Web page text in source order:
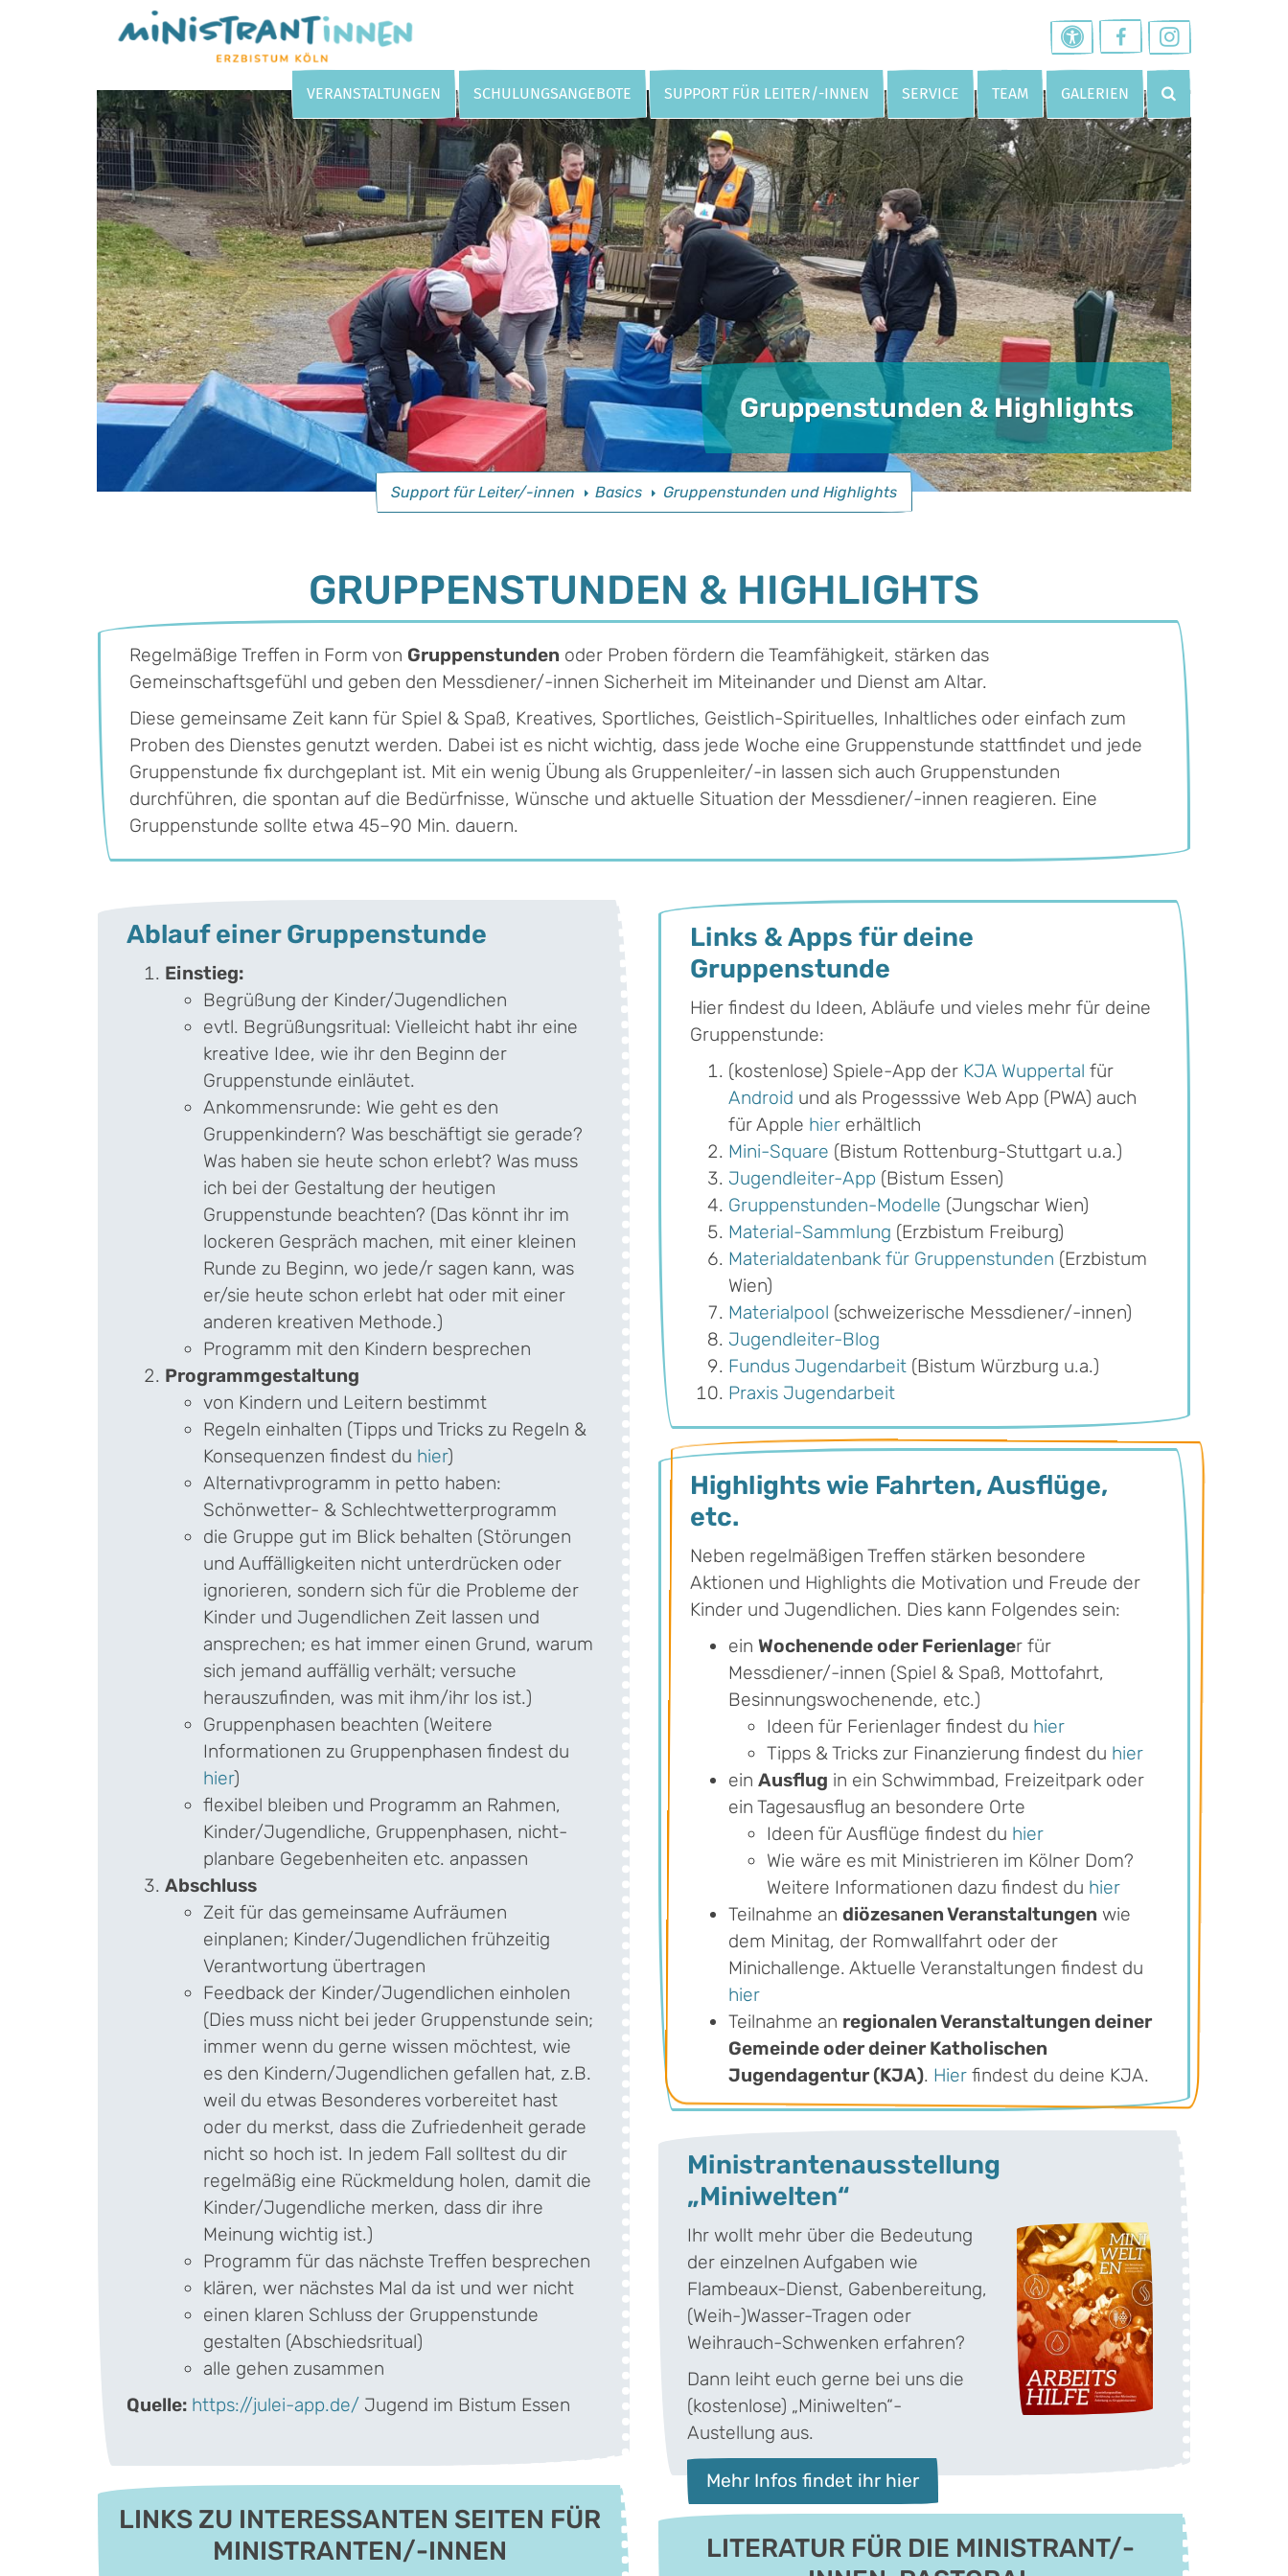
Zum Inhalt springen
VERANSTALTUNGEN SCHULUNGSANGEBOTE SUPPORT FÜR LEITER/-INNEN SERVICE TEAM GALERIEN
Gruppenstunden & Highlights
Support für Leiter/-innen Basics Gruppenstunden und Highlights
GRUPPENSTUNDEN & HIGHLIGHTS
Regelmäßige Treffen in Form von Gruppenstunden oder Proben fördern die Teamfähigkeit, stärken das
Gemeinschaftsgefühl und geben den Messdiener/-innen Sicherheit im Miteinander und Dienst am Altar.
Diese gemeinsame Zeit kann für Spiel & Spaß, Kreatives, Sportliches, Geistlich-Spirituelles, Inhaltliches oder einfach zum
Proben des Dienstes genutzt werden. Dabei ist es nicht wichtig, dass jede Woche eine Gruppenstunde stattfindet und jede
Gruppenstunde fix durchgeplant ist. Mit ein wenig Übung als Gruppenleiter/-in lassen sich auch Gruppenstunden
durchführen, die spontan auf die Bedürfnisse, Wünsche und aktuelle Situation der Messdiener/-innen reagieren. Eine
Gruppenstunde sollte etwa 45–90 Min. dauern.
Ablauf einer Gruppenstunde
Einstieg:
Begrüßung der Kinder/Jugendlichen
evtl. Begrüßungsritual: Vielleicht habt ihr eine
kreative Idee, wie ihr den Beginn der
Gruppenstunde einläutet.
Ankommensrunde: Wie geht es den
Gruppenkindern? Was beschäftigt sie gerade?
Was haben sie heute schon erlebt? Was muss
ich bei der Gestaltung der heutigen
Gruppenstunde beachten? (Das könnt ihr im
lockeren Gespräch machen, mit einer kleinen
Runde zu Beginn, wo jede/r sagen kann, was
er/sie heute schon erlebt hat oder mit einer
anderen kreativen Methode.)
Programm mit den Kindern besprechen
Programmgestaltung
von Kindern und Leitern bestimmt
Regeln einhalten (Tipps und Tricks zu Regeln &
Konsequenzen findest du hier)
Alternativprogramm in petto haben:
Schönwetter- & Schlechtwetterprogramm
die Gruppe gut im Blick behalten (Störungen
und Auffälligkeiten nicht unterdrücken oder
ignorieren, sondern sich für die Probleme der
Kinder und Jugendlichen Zeit lassen und
ansprechen; es hat immer einen Grund, warum
sich jemand auffällig verhält; versuche
herauszufinden, was mit ihm/ihr los ist.)
Gruppenphasen beachten (Weitere
Informationen zu Gruppenphasen findest du
hier)
flexibel bleiben und Programm an Rahmen,
Kinder/Jugendliche, Gruppenphasen, nicht-
planbare Gegebenheiten etc. anpassen
Abschluss
Zeit für das gemeinsame Aufräumen
einplanen; Kinder/Jugendlichen frühzeitig
Verantwortung übertragen
Feedback der Kinder/Jugendlichen einholen
(Dies muss nicht bei jeder Gruppenstunde sein;
immer wenn du gerne wissen möchtest, wie
es den Kindern/Jugendlichen gefallen hat, z.B.
weil du etwas Besonderes vorbereitet hast
oder du merkst, dass die Zufriedenheit gerade
nicht so hoch ist. In jedem Fall solltest du dir
regelmäßig eine Rückmeldung holen, damit die
Kinder/Jugendliche merken, dass dir ihre
Meinung wichtig ist.)
Programm für das nächste Treffen besprechen
klären, wer nächstes Mal da ist und wer nicht
einen klaren Schluss der Gruppenstunde
gestalten (Abschiedsritual)
alle gehen zusammen
Quelle: https://julei-app.de/ Jugend im Bistum Essen
LINKS ZU INTERESSANTEN SEITEN FÜR
MINISTRANTEN/-INNEN
Links & Apps für deine
Gruppenstunde
Hier findest du Ideen, Abläufe und vieles mehr für deine
Gruppenstunde:
(kostenlose) Spiele-App der KJA Wuppertal für
Android und als Progesssive Web App (PWA) auch
für Apple hier erhältlich
Mini-Square (Bistum Rottenburg-Stuttgart u.a.)
Jugendleiter-App (Bistum Essen)
Gruppenstunden-Modelle (Jungschar Wien)
Material-Sammlung (Erzbistum Freiburg)
Materialdatenbank für Gruppenstunden (Erzbistum
Wien)
Materialpool (schweizerische Messdiener/-innen)
Jugendleiter-Blog
Fundus Jugendarbeit (Bistum Würzburg u.a.)
Praxis Jugendarbeit
Highlights wie Fahrten, Ausflüge,
etc.
Neben regelmäßigen Treffen stärken besondere
Aktionen und Highlights die Motivation und Freude der
Kinder und Jugendlichen. Dies kann Folgendes sein:
ein Wochenende oder Ferienlager für
Messdiener/-innen (Spiel & Spaß, Mottofahrt,
Besinnungswochenende, etc.)
Ideen für Ferienlager findest du hier
Tipps & Tricks zur Finanzierung findest du hier
ein Ausflug in ein Schwimmbad, Freizeitpark oder
ein Tagesausflug an besondere Orte
Ideen für Ausflüge findest du hier
Wie wäre es mit Ministrieren im Kölner Dom?
Weitere Informationen dazu findest du hier
Teilnahme an diözesanen Veranstaltungen wie
dem Minitag, der Romwallfahrt oder der
Minichallenge. Aktuelle Veranstaltungen findest du
hier
Teilnahme an regionalen Veranstaltungen deiner
Gemeinde oder deiner Katholischen
Jugendagentur (KJA). Hier findest du deine KJA.
Ministrantenausstellung
„Miniwelten“
Ihr wollt mehr über die Bedeutung
der einzelnen Aufgaben wie
Flambeaux-Dienst, Gabenbereitung,
(Weih-)Wasser-Tragen oder
Weihrauch-Schwenken erfahren?
Dann leiht euch gerne bei uns die
(kostenlose) „Miniwelten“-
Austellung aus.
Mehr Infos findet ihr hier
LITERATUR FÜR DIE MINISTRANT/-